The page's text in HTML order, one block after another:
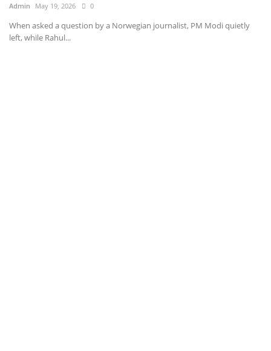
Admin May 19, 2026 0
When asked a question by a Norwegian journalist, PM Modi quietly
left, while Rahul...